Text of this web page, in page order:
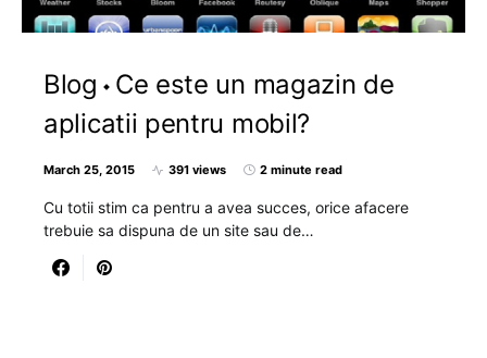
Blog
Ce este un magazin de
aplicatii pentru mobil?
March 25, 2015 391 views 2 minute read
Cu totii stim ca pentru a avea succes, orice afacere
trebuie sa dispuna de un site sau de…